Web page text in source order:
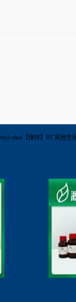
ether【保存】RT 其他